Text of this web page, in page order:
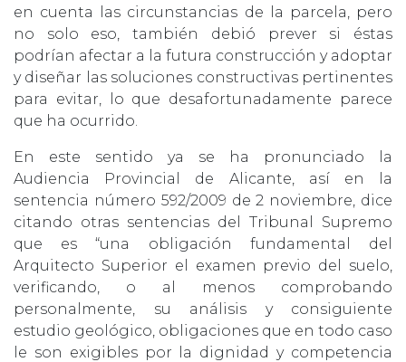
en cuenta las circunstancias de la parcela, pero
no solo eso, también debió prever si éstas
podrían afectar a la futura construcción y adoptar
y diseñar las soluciones constructivas pertinentes
para evitar, lo que desafortunadamente parece
que ha ocurrido.
En este sentido ya se ha pronunciado la
Audiencia Provincial de Alicante, así en la
sentencia número 592/2009 de 2 noviembre, dice
citando otras sentencias del Tribunal Supremo
que es “una obligación fundamental del
Arquitecto Superior el examen previo del suelo,
verificando, o al menos comprobando
personalmente, su análisis y consiguiente
estudio geológico, obligaciones que en todo caso
le son exigibles por la dignidad y competencia